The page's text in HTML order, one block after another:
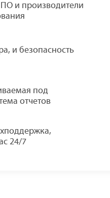
и производители
и безопасность
под
отчетов
24/7